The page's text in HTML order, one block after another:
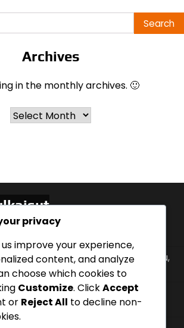
Archives
in the monthly archives. 🙂
Archives
Hyödyntäminen: Kyselyt,
Vaiheittainen analyysi, Asiakaspolku,
Tapahtumat, Yhteistyöt,
privacy
improve your experience,
content, and analyze
choose which cookies to
Customize. ClickAccept
or Reject All to decline non-